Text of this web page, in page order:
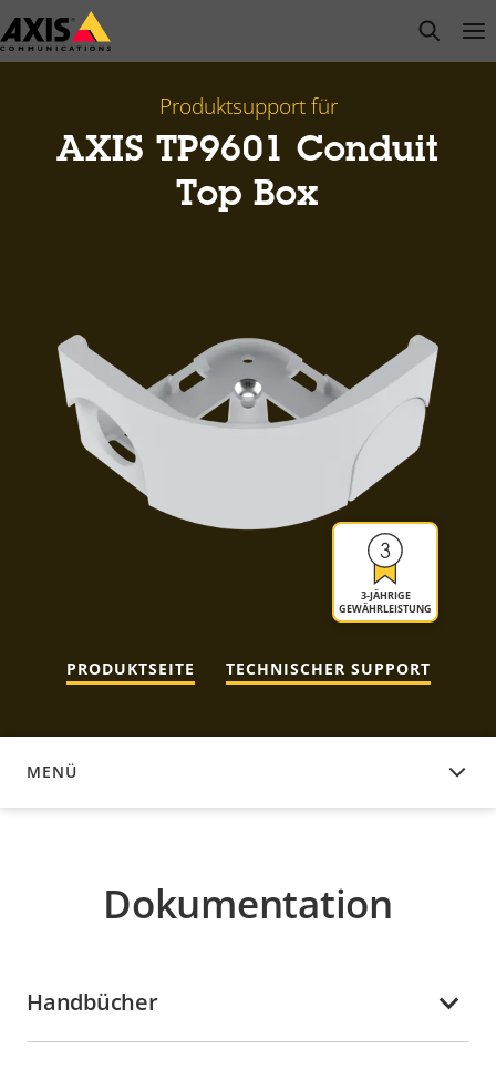
Zum
Hauptinhalt
open
Produktsupport für
AXIS TP9601 Conduit
Top Box
3-JÄHRIGE
GEWÄHRLEISTUNG
PRODUKTSEITE TECHNISCHER SUPPORT
MENÜ
DOKUMENTATION
Dokumentation
Handbücher